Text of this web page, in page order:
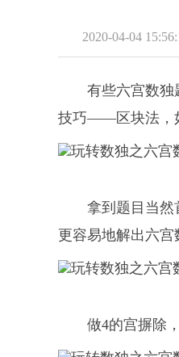
2020-04-04
有些六宫数独
技巧——区块法，
拿到题目当然
更容易地解出六
做4的宫摒除